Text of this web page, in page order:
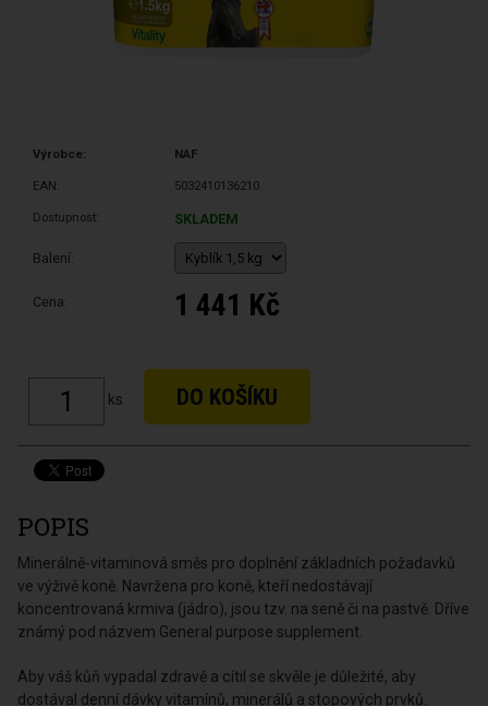
Výrobce: NAF
EAN: 5032410136210
Dostupnost: SKLADEM
Balení:
Cena: 1 441 Kč
ks
POPIS
Minerálně-vitaminová směs pro doplnění základních požadavků
ve výživě koně. Navržena pro koně, kteří nedostávají
koncentrovaná krmiva (jádro), jsou tzv. na seně či na pastvě. Dříve
známý pod názvem General purpose supplement.
Aby váš kůň vypadal zdravě a cítil se skvěle je důležité, aby
dostával denní dávky vitamínů, minerálů a stopových prvků.